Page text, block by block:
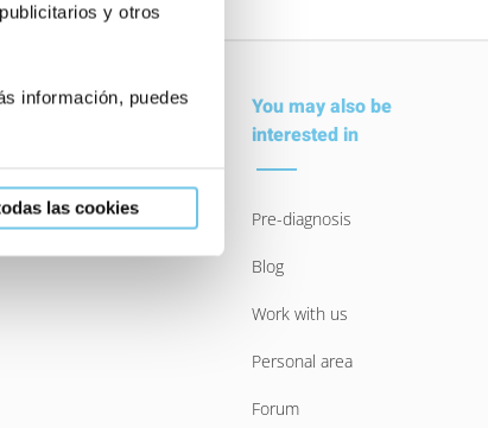
y otros
información, puedes
las cookies
appointment
the expert
You may also be
interested in
Pre-diagnosis
Blog
Work with us
Personal area
Forum